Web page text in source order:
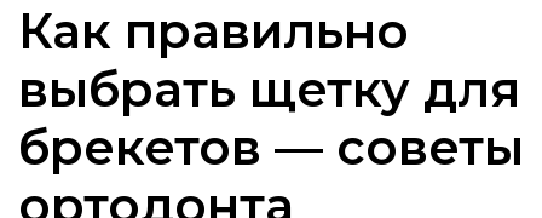
Как правильно
выбрать щетку для
брекетов — советы
ортодонта